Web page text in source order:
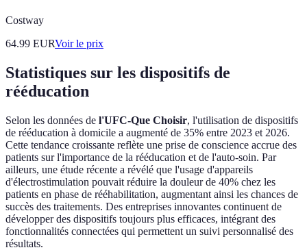
Costway
64.99 EURVoir le prix
Statistiques sur les dispositifs de
rééducation
Selon les données de l'UFC-Que Choisir, l'utilisation de dispositifs
de rééducation à domicile a augmenté de 35% entre 2023 et 2026.
Cette tendance croissante reflète une prise de conscience accrue des
patients sur l'importance de la rééducation et de l'auto-soin. Par
ailleurs, une étude récente a révélé que l'usage d'appareils
d'électrostimulation pouvait réduire la douleur de 40% chez les
patients en phase de rééhabilitation, augmentant ainsi les chances de
succès des traitements. Des entreprises innovantes continuent de
développer des dispositifs toujours plus efficaces, intégrant des
fonctionnalités connectées qui permettent un suivi personnalisé des
résultats.